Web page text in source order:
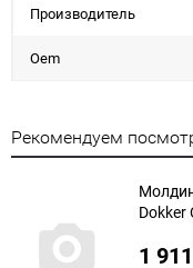
Производитель
Oem
Рекомендуем
Dokker
1 911